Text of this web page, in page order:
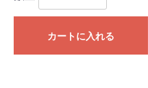
カートに入れる